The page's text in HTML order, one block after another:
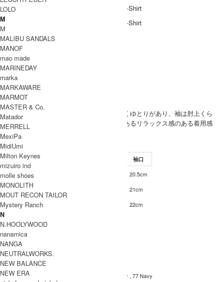
ブランド紹介
Caledoor
Caledoor 取り扱い商品
MODEL
MEN
(VOICE) 肩幅身幅に程よくゆとりがあり、袖は肘上くら
い、着丈も程よく長さのあるリラックス感のある着用感
SIZE
サイズ 肩幅 袖口
M 20.5cm
L 21cm
XL 56cm 22cm
INFORMATION
ブランド名
商品名
型番
カラー 11 Light Grey , 18 Charcoal Grey , 77 Navy
LOLO
M
M
MALIBU SANDALS
MANOF
mao made
MARINEDAY
marka
MARKAWARE
MARMOT
MASTER & Co.
Matador
MERRELL
MexiPa
MidiUmi
Milton Keynes
mizuiro ind
molle shoes
MONOLITH
MOUT RECON TAILOR
Mystery Ranch
N
N.HOOLYWOOD
nanamica
NANGA
NEUTRALWORKS.
NEW BALANCE
NEW ERA